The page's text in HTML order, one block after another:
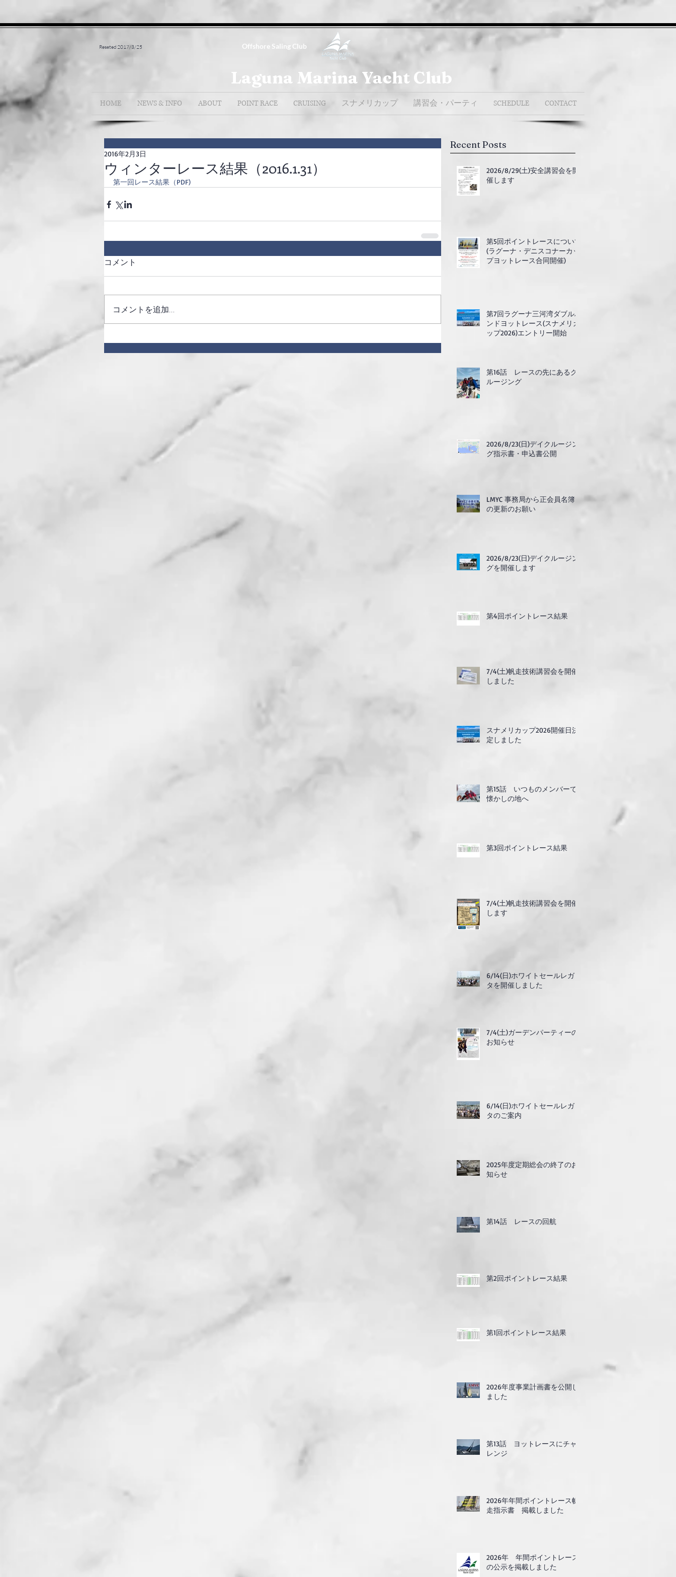
Reseted 2017/3/25 Offshore Saling Club
Laguna Marina Yacht Club
HOME NEWS & INFO ABOUT POINT RACE CRUISING スナメリカップ 講習会・パーティ SCHEDULE CONTACT
ウィンターレース結果（2016.1.31）
2016年2月3日
第一回レース結果（PDF)
コメント
コメントを追加…
Recent Posts
2026/8/29(土)安全講習会を開
催します
第5回ポイントレースについて
(ラグーナ・デニスコナーカッ
プヨットレース合同開催)
第7回ラグーナ三河湾ダブルハ
ンドヨットレース(スナメリカ
ップ2026)エントリー開始
第16話 レースの先にあるク
ルージング
2026/8/23(日)デイクルージン
グ指示書・申込書公開
LMYC 事務局から正会員名簿
の更新のお願い
2026/8/23(日)デイクルージン
グを開催します
第4回ポイントレース結果
7/4(土)帆走技術講習会を開催
しました
スナメリカップ2026開催日決
定しました
第15話 いつものメンバーで
懐かしの地へ
第3回ポイントレース結果
7/4(土)帆走技術講習会を開催
します
6/14(日)ホワイトセールレガッ
タを開催しました
7/4(土)ガーデンパーティーの
お知らせ
6/14(日)ホワイトセールレガッ
タのご案内
2025年度定期総会の終了のお
知らせ
第14話 レースの回航
第2回ポイントレース結果
第1回ポイントレース結果
2026年度事業計画書を公開し
ました
第13話 ヨットレースにチャ
レンジ
2026年年間ポイントレース帆
走指示書 掲載しました
2026年 年間ポイントレース
の公示を掲載しました